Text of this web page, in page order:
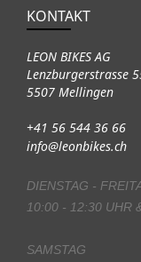
KONTAKT
LEON BIKES AG
Lenzburgerstrasse
5507 Mellingen
+41 56 544 36 66
info@leonbikes.ch
DIENSTAG -
10:00 - 12:30 UHR
SAMSTAG